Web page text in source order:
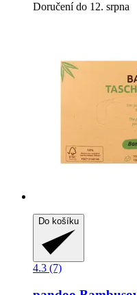
Doručení do 12. srpna
Do košíku
4.3 (7)